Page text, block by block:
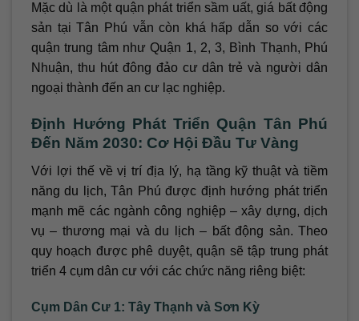
Mặc dù là một quận phát triển sầm uất, giá bất động
sản tại Tân Phú vẫn còn khá hấp dẫn so với các
quận trung tâm như Quận 1, 2, 3, Bình Thạnh, Phú
Nhuận, thu hút đông đảo cư dân trẻ và người dân
ngoại thành đến an cư lạc nghiệp.
Định Hướng Phát Triển Quận Tân Phú
Đến Năm 2030: Cơ Hội Đầu Tư Vàng
Với lợi thế về vị trí địa lý, hạ tầng kỹ thuật và tiềm
năng du lịch, Tân Phú được định hướng phát triển
mạnh mẽ các ngành công nghiệp – xây dựng, dịch
vụ – thương mại và du lịch – bất động sản. Theo
quy hoạch được phê duyệt, quận sẽ tập trung phát
triển 4 cụm dân cư với các chức năng riêng biệt:
Cụm Dân Cư 1: Tây Thạnh và Sơn Kỳ